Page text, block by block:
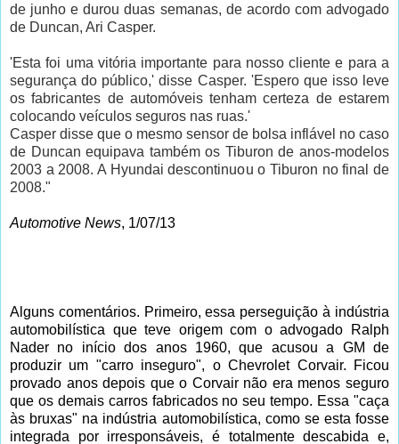
de junho e durou duas semanas, de acordo com advogado
de Duncan, Ari Casper.
'Esta foi uma vitória importante para nosso cliente e para a
segurança do público,' disse Casper. 'Espero que isso leve
os fabricantes de automóveis tenham certeza de estarem
colocando veículos seguros nas ruas.'
Casper disse que o mesmo sensor de bolsa inflável no caso
de Duncan equipava também os Tiburon de anos-modelos
2003 a 2008. A Hyundai descontinuou o Tiburon no final de
2008."
Automotive News, 1/07/13
Alguns comentários. Primeiro, essa perseguição à indústria
automobilística que teve origem com o advogado Ralph
Nader no início dos anos 1960, que acusou a GM de
produzir um "carro inseguro", o Chevrolet Corvair. Ficou
provado anos depois que o Corvair não era menos seguro
que os demais carros fabricados no seu tempo. Essa "caça
às bruxas" na indústria automobilística, como se esta fosse
integrada por irresponsáveis, é totalmente descabida e,